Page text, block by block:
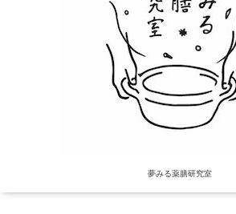
夢みる薬膳研究室